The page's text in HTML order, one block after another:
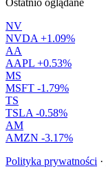
Ostatnio oglądane
NV
NVDA +1.09%
AA
AAPL +0.53%
MS
MSFT -1.79%
TS
TSLA -0.58%
AM
AMZN -3.17%
Polityka prywatności ·